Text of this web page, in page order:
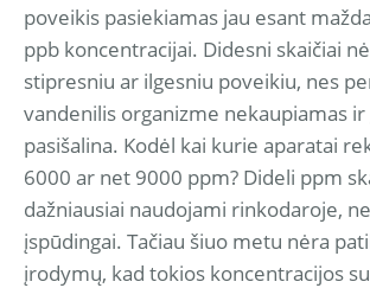
poveikis pasiekiamas jau esant
ppb koncentracijai. Didesni skaičiai
stipresniu ar ilgesniu poveikiu, nes
vandenilis organizme nekaupiamas
pasišalina. Kodėl kai kurie aparatai
6000 ar net 9000 ppm? Dideli ppm
dažniausiai naudojami rinkodaroje,
įspūdingai. Tačiau šiuo metu nėra
įrodymų, kad tokios koncentracijos